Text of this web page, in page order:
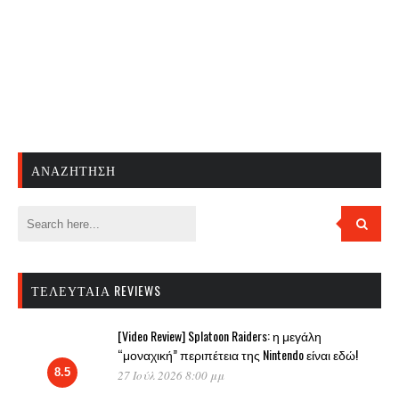
ΑΝΑΖΉΤΗΣΗ
ΤΕΛΕΥΤΑΊΑ REVIEWS
8.5
[Video Review] Splatoon Raiders: η μεγάλη
“μοναχική” περιπέτεια της Nintendo είναι εδώ!
27 Ιούλ 2026 8:00 μμ